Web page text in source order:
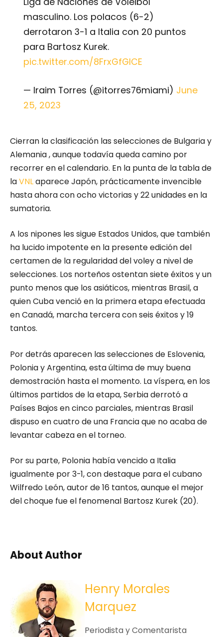
masculino. Los polacos (6-2)
derrotaron 3-1 a Italia con 20 puntos
para Bartosz Kurek.
pic.twitter.com/8FrxGfGICE
— Iraim Torres (@itorres76miami) June
25, 2023
Cierran la clasificación las selecciones de Bulgaria y
Alemania , aunque todavía queda camino por
recorrer en el calendario. En la punta de la tabla de
laVNLaparece Japón, prácticamente invencible
hasta ahora con ocho victorias y 22 unidades en la
sumatoria.
A los nipones les sigue Estados Unidos, que también
ha lucido impotente en la presente edición del
certamen de la regularidad del voley a nivel de
selecciones. Los norteños ostentan siete éxitos y un
punto menos que los asiáticos, mientras Brasil, a
quien Cuba venció en la primera etapa efectuada
en Canadá, marcha tercera con seis éxitos y 19
tantos.
Por detrás aparecen las selecciones de Eslovenia,
Polonia y Argentina, esta última de muy buena
demostración hasta el momento. La víspera, en los
últimos partidos de la etapa, Serbia derrotó a
Países Bajos en cinco parciales, mientras Brasil
dispuso en cuatro de una Francia que no acaba de
levantar cabeza en el torneo.
Por su parte, Polonia había vencido a Italia
igualmente por 3-1, con destaque para el cubano
Wilfredo León, autor de 16 tantos, aunque el mejor
del choque fue el fenomenal Bartosz Kurek (20).
About Author
Henry Morales
Marquez
Periodista y Comentarista